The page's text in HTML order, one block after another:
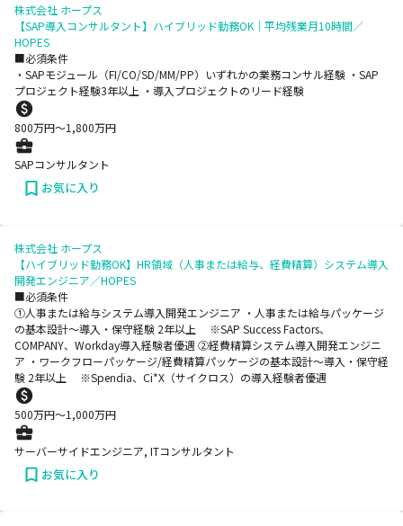
株式会社 ホープス
【SAP導入コンサルタント】ハイブリッド勤務OK｜平均残業月10時間／
HOPES
■必須条件
・SAPモジュール（FI/CO/SD/MM/PP）いずれかの業務コンサル経験 ・SAP
プロジェクト経験3年以上 ・導入プロジェクトのリード経験
800万円〜1,800万円
SAPコンサルタント
お気に入り
株式会社 ホープス
【ハイブリッド勤務OK】HR領域（人事または給与、経費精算）システム導入
開発エンジニア／HOPES
■必須条件
➀人事または給与システム導入開発エンジニア ・人事または給与パッケージ
の基本設計～導入・保守経験 2年以上 ※SAP Success Factors、
COMPANY、Workday導入経験者優遇 ➁経費精算システム導入開発エンジニ
ア ・ワークフローパッケージ/経費精算パッケージの基本設計～導入・保守経
験 2年以上 ※Spendia、Ci*X（サイクロス）の導入経験者優遇
500万円〜1,000万円
サーバーサイドエンジニア, ITコンサルタント
お気に入り